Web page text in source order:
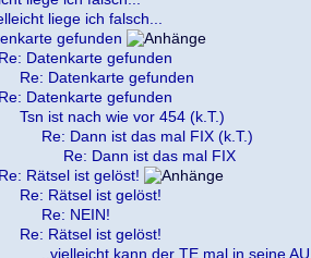
liege ich falsch...
gefunden
Re: Datenkarte gefunden
Re: Datenkarte gefunden
Re: Datenkarte gefunden
Tsn ist nach wie vor 454 (k.T.)
Re: Dann ist das mal FIX (k.T.)
Re: Dann ist das mal FIX
Re: Rätsel ist gelöst!
Re: Rätsel ist gelöst!
Re: NEIN!
Re: Rätsel ist gelöst!
..vielleicht kann der TE mal in seine